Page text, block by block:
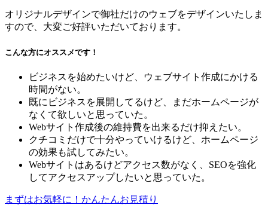
オリジナルデザインで御社だけのウェブをデザインいたしま
すので、大変ご好評いただいております。
こんな方にオススメです！
ビジネスを始めたいけど、ウェブサイト作成にかける
時間がない。
既にビジネスを展開してるけど、まだホームページが
なくて欲しいと思っていた。
Webサイト作成後の維持費を出来るだけ抑えたい。
クチコミだけで十分やっていけるけど、ホームページ
の効果も試してみたい。
Webサイトはあるけどアクセス数がなく、SEOを強化
してアクセスアップしたいと思っていた。
まずはお気軽に！かんたんお見積り